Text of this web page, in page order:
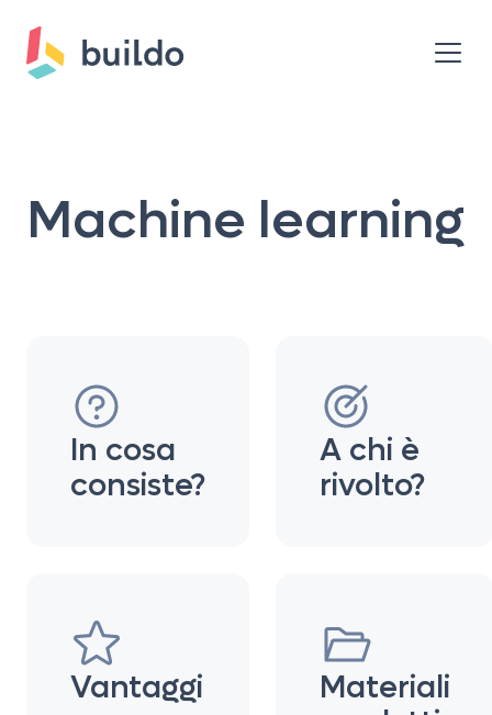
Machine learning
In cosa
consiste?
A chi è
rivolto?
Vantaggi
Materiali